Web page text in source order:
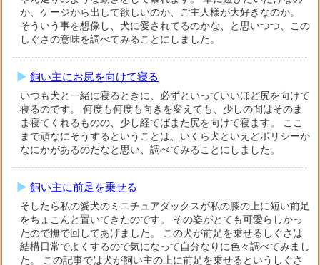
か、ケージから出して欲しいのか、ご主人様が大好きなのか。
そういう事を想像し、犬に愛されてるのかな、と思いつつ、この
しぐさの意味を調べてみることにしました。
飼い主にお尻を向けて寝る
いつも犬と一緒に寝るときに、必ずといっていいほど尻を向けて
寝るのです。 何度も何度も向きを変えても、少しの間はそのま
ま寝てくれるものの、少し経てばまた尻を向けて寝ます。 ここ
まで頑なにそうするということは、いくら犬といえどポリシーか
なにかがあるのだなと思い、調べてみることにしました。
飼い主に前足を乗せる
そしたら私の愛犬のミニチュアダックスが私の膝の上に短い前足
をちょこんと置いてきたのです。 その姿がとても可愛らしかっ
たので撫で回してあげました。 この犬が前足を乗せるしぐさは
結構日常でよくするので気になって自分なりに色々調べてみまし
た。 この記事では犬が飼い主の上に前足を乗せるというしぐさ